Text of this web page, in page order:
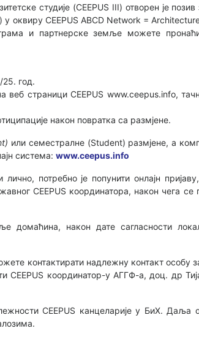
студије (CEEPUS III) отворен је позив
оквиру CEEPUS ABCD Network =
и партнерске земље можете
год.
страници CEEPUS www.ceepus.info,
након повратка са размјене.
или семестралне (Student) размјене, а
система: www.ceepus.info
потребно је попунити онлајн
CEEPUS координатора, након чега
домаћина, након дате сагласности
контактирати надлежну контакт
CEEPUS координатор-у АГГФ-а, доц. др
CEEPUS канцеларије у БиХ. Даља